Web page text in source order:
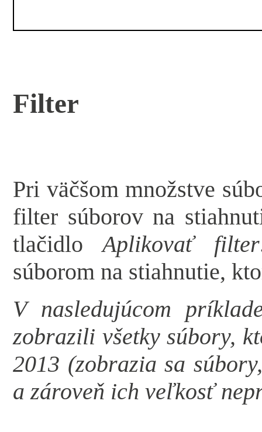
Filter
Pri väčšom množstve
filter súborov na
tlačidloAplikovať filter
súborom na stiahnutie,
V nasledujúcom
zobrazili všetky súbory,
2013 (zobrazia sa
a zároveň ich veľkosť